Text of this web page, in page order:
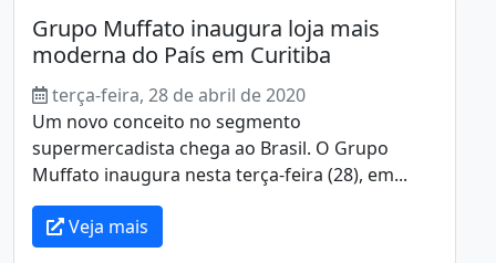
Grupo Muffato inaugura loja mais
moderna do País em Curitiba
terça-feira, 28 de abril de 2020
Um novo conceito no segmento
supermercadista chega ao Brasil. O Grupo
Muffato inaugura nesta terça-feira (28), em...
Veja mais